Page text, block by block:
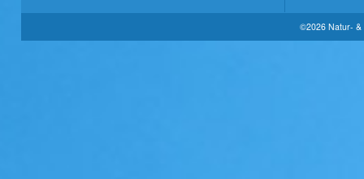
©2026 Natur- &